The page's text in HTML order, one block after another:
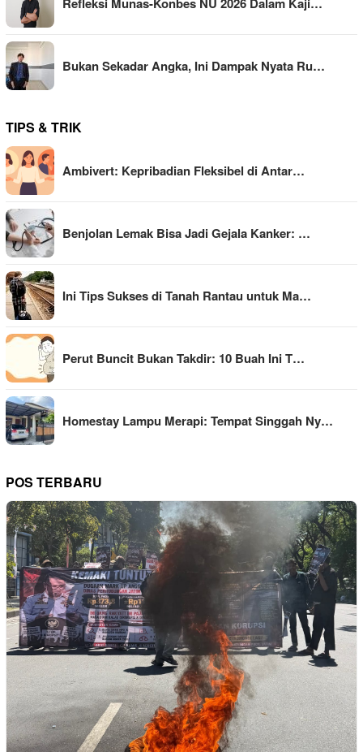
Bukan Sekadar Angka, Ini Dampak Nyata Ru…
TIPS & TRIK
Ambivert: Kepribadian Fleksibel di Antar…
Benjolan Lemak Bisa Jadi Gejala Kanker: …
Ini Tips Sukses di Tanah Rantau untuk Ma…
Perut Buncit Bukan Takdir: 10 Buah Ini T…
Homestay Lampu Merapi: Tempat Singgah Ny…
POS TERBARU